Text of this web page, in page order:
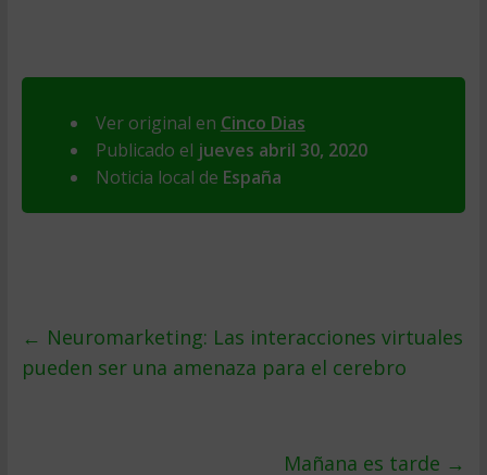
Ver original en Cinco Dias
Publicado el jueves abril 30, 2020
Noticia local de España
← Neuromarketing: Las interacciones virtuales
pueden ser una amenaza para el cerebro
Mañana es tarde →